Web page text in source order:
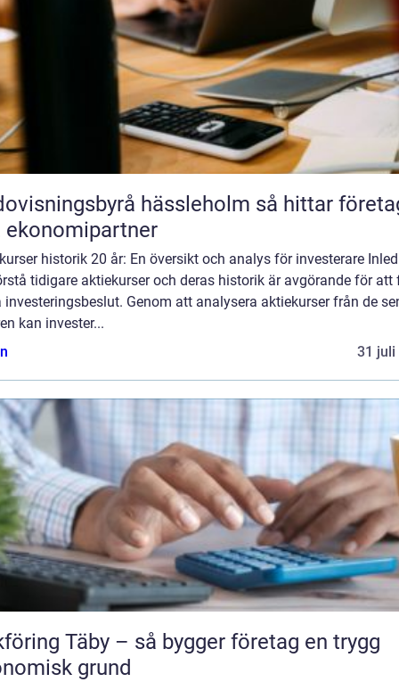
hässleholm så hittar företag
ekonomipartner
historik 20 år: En översikt och analys för investerare
tidigare aktiekurser och deras historik är avgörande för att
investeringsbeslut. Genom att analysera aktiekurser från de
kan invester...
31 juli
Täby – så bygger företag en trygg
grund